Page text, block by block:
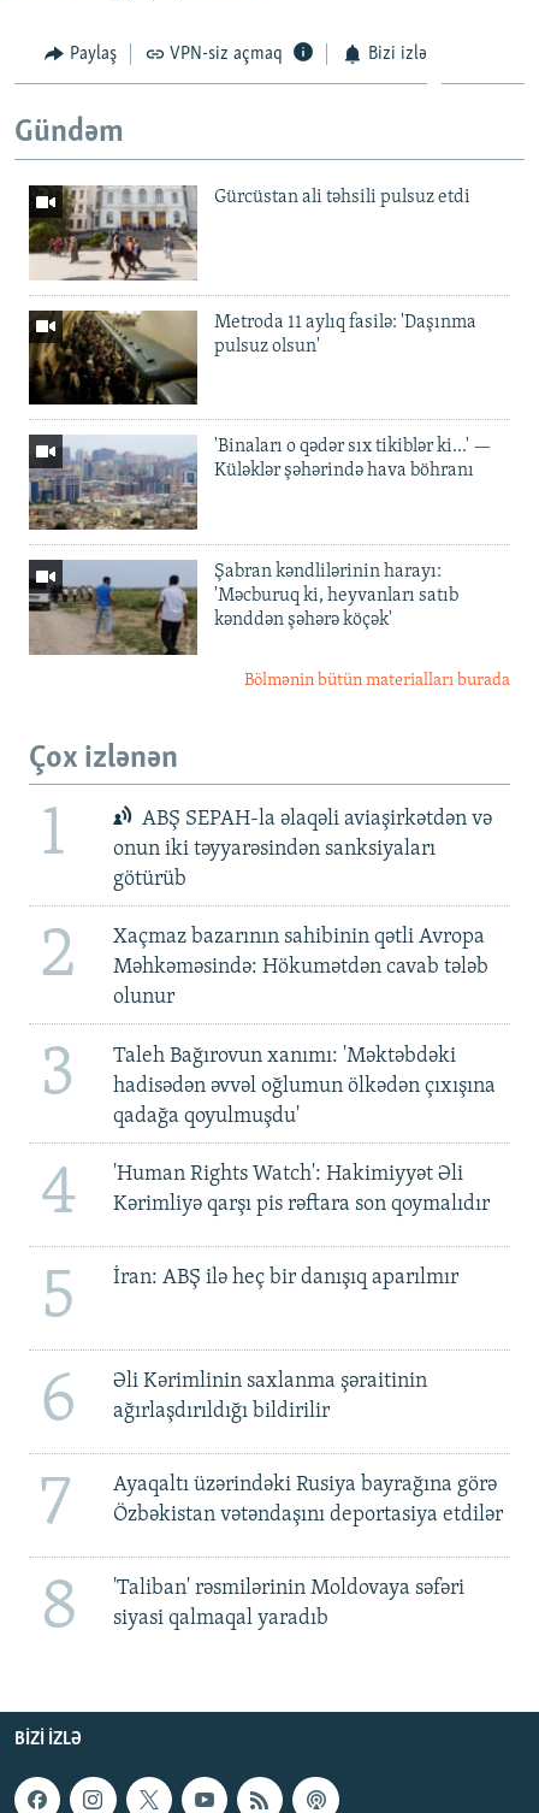
Paylaş VPN-siz açmaq Bizi izlə
Gündəm
Gürcüstan ali təhsili pulsuz etdi
Metroda 11 aylıq fasilə: 'Daşınma
pulsuz olsun'
'Binaları o qədər sıx tikiblər ki...' —
Küləklər şəhərində hava böhranı
Şabran kəndlilərinin harayı:
'Məcburuq ki, heyvanları satıb
kənddən şəhərə köçək'
Bölmənin bütün materialları burada
Çox izlənən
1
ABŞ SEPAH-la əlaqəli aviaşirkətdən və
onun iki təyyarəsindən sanksiyaları
götürüb
2
Xaçmaz bazarının sahibinin qətli Avropa
Məhkəməsində: Hökumətdən cavab tələb
olunur
3
Taleh Bağırovun xanımı: 'Məktəbdəki
hadisədən əvvəl oğlumun ölkədən çıxışına
qadağa qoyulmuşdu'
4
'Human Rights Watch': Hakimiyyət Əli
Kərimliyə qarşı pis rəftara son qoymalıdır
5 İran: ABŞ ilə heç bir danışıq aparılmır
6
Əli Kərimlinin saxlanma şəraitinin
ağırlaşdırıldığı bildirilir
7
Ayaqaltı üzərindəki Rusiya bayrağına görə
Özbəkistan vətəndaşını deportasiya etdilər
8
'Taliban' rəsmilərinin Moldovaya səfəri
siyasi qalmaqal yaradıb
BIZI IZLƏ